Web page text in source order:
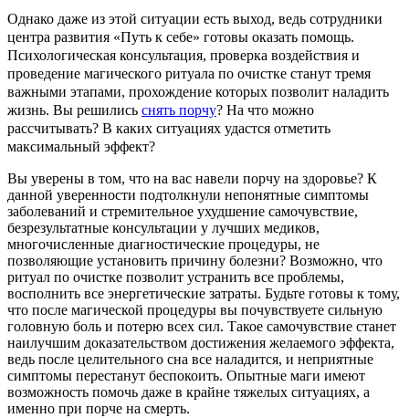
Однако даже из этой ситуации есть выход, ведь сотрудники
центра развития «Путь к себе» готовы оказать помощь.
Психологическая консультация, проверка воздействия и
проведение магического ритуала по очистке станут тремя
важными этапами, прохождение которых позволит наладить
жизнь. Вы решились снять порчу? На что можно
рассчитывать? В каких ситуациях удастся отметить
максимальный эффект?
Вы уверены в том, что на вас навели порчу на здоровье? К
данной уверенности подтолкнули непонятные симптомы
заболеваний и стремительное ухудшение самочувствие,
безрезультатные консультации у лучших медиков,
многочисленные диагностические процедуры, не
позволяющие установить причину болезни? Возможно, что
ритуал по очистке позволит устранить все проблемы,
восполнить все энергетические затраты. Будьте готовы к тому,
что после магической процедуры вы почувствуете сильную
головную боль и потерю всех сил. Такое самочувствие станет
наилучшим доказательством достижения желаемого эффекта,
ведь после целительного сна все наладится, и неприятные
симптомы перестанут беспокоить. Опытные маги имеют
возможность помочь даже в крайне тяжелых ситуациях, а
именно при порче на смерть.